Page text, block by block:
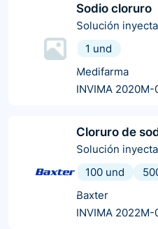
Sodio cloruro
Solución
1 und
Medifarma
INVIMA
Cloruro de
Solución
100 und
Baxter
INVIMA 2022M-